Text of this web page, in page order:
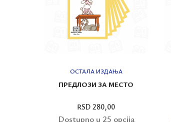
ОСТАЛА ИЗДАЊА
ПРЕДЛОЗИ ЗА МЕСТО
RSD 280,00
Dostupno u 25 opcija